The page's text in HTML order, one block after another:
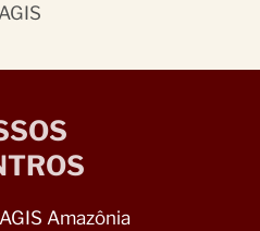
Amazônia